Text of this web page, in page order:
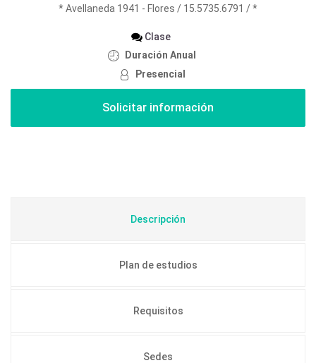
* Avellaneda 1941 - Flores / 15.5735.6791 / *
Clase
Duración Anual
Presencial
Descripción
Plan de estudios
Requisitos
Sedes